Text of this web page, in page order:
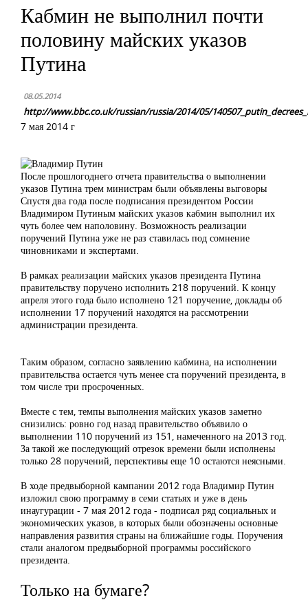
Кабмин не выполнил почти
половину майских указов
Путина
08.05.2014
http://www.bbc.co.uk/russian/russia/2014/05/
7 мая 2014 г
После прошлогоднего отчета правительства о выполнении
указов Путина трем министрам были объявлены выговоры
Спустя два года после подписания президентом России
Владимиром Путиным майских указов кабмин выполнил их
чуть более чем наполовину. Возможность реализации
поручений Путина уже не раз ставилась под сомнение
чиновниками и экспертами.
В рамках реализации майских указов президента Путина
правительству поручено исполнить 218 поручений. К концу
апреля этого года было исполнено 121 поручение, доклады об
исполнении 17 поручений находятся на рассмотрении
администрации президента.
Таким образом, согласно заявлению кабмина, на исполнении
правительства остается чуть менее ста поручений президента, в
том числе три просроченных.
Вместе с тем, темпы выполнения майских указов заметно
снизились: ровно год назад правительство объявило о
выполнении 110 поручений из 151, намеченного на 2013 год.
За такой же последующий отрезок времени были исполнены
только 28 поручений, перспективы еще 10 остаются неясными.
В ходе предвыборной кампании 2012 года Владимир Путин
изложил свою программу в семи статьях и уже в день
инаугурации - 7 мая 2012 года - подписал ряд социальных и
экономических указов, в которых были обозначены основные
направления развития страны на ближайшие годы. Поручения
стали аналогом предвыборной программы российского
президента.
Только на бумаге?